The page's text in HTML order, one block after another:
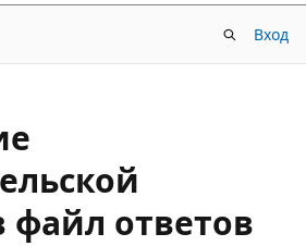
Вход
ответов